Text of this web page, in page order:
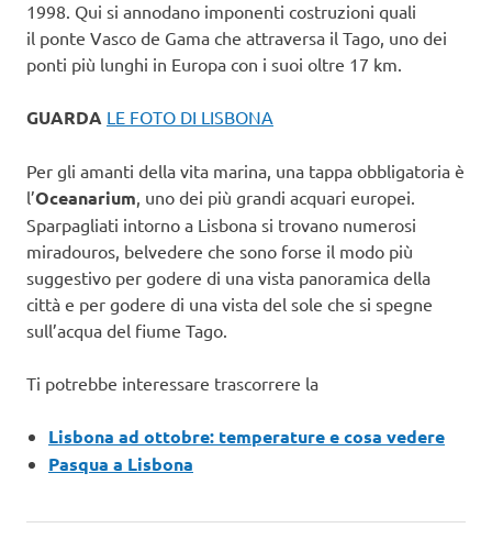
1998. Qui si annodano imponenti costruzioni quali
il ponte Vasco de Gama che attraversa il Tago, uno dei
ponti più lunghi in Europa con i suoi oltre 17 km.
GUARDA LE FOTO DI LISBONA
Per gli amanti della vita marina, una tappa obbligatoria è
l’Oceanarium, uno dei più grandi acquari europei.
Sparpagliati intorno a Lisbona si trovano numerosi
miradouros, belvedere che sono forse il modo più
suggestivo per godere di una vista panoramica della
città e per godere di una vista del sole che si spegne
sull’acqua del fiume Tago.
Ti potrebbe interessare trascorrere la
Lisbona ad ottobre: temperature e cosa vedere
Pasqua a Lisbona